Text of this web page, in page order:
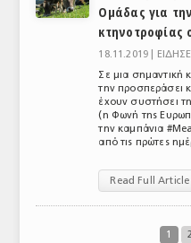
Ομάδας για
κτηνοτροφίας
18.11.2019 |
Σε μια σημαντική
την προσπεράσει
έχουν συστήσει
(η Φωνή της
την καμπάνια
από τις πρώτες
Read Full Article
1 2